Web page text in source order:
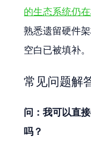
的生态系统仍在
熟悉遗留硬件
空白已被填补。
常见问题解
问：我可以直
吗？